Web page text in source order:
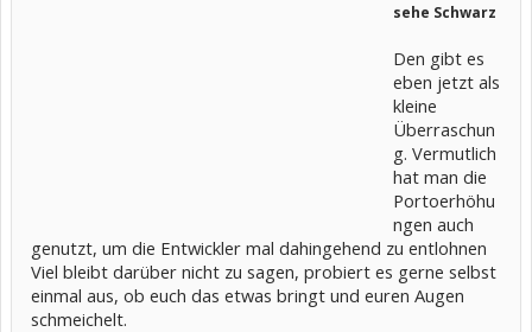
sehe Schwarz
Den gibt es
eben jetzt als
kleine
Überraschun
g. Vermutlich
hat man die
Portoerhöhu
ngen auch
genutzt, um die Entwickler mal dahingehend zu entlohnen
Viel bleibt darüber nicht zu sagen, probiert es gerne selbst
einmal aus, ob euch das etwas bringt und euren Augen
schmeichelt.